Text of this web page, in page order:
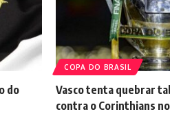
do
COPA DO BRASIL
Vasco tenta quebrar
contra o Corinthians